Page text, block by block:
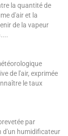
la quantité de
d'air et la
de la vapeur
de l'air, exprimée
le taux
par
d'un humidificateur